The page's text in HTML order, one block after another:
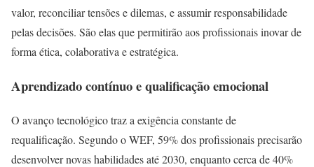
valor, reconciliar tensões e dilemas, e assumir responsabilidade
pelas decisões. São elas que permitirão aos profissionais inovar de
forma ética, colaborativa e estratégica.
Aprendizado contínuo e qualificação emocional
O avanço tecnológico traz a exigência constante de
requalificação. Segundo o WEF, 59% dos profissionais precisarão
desenvolver novas habilidades até 2030, enquanto cerca de 40%